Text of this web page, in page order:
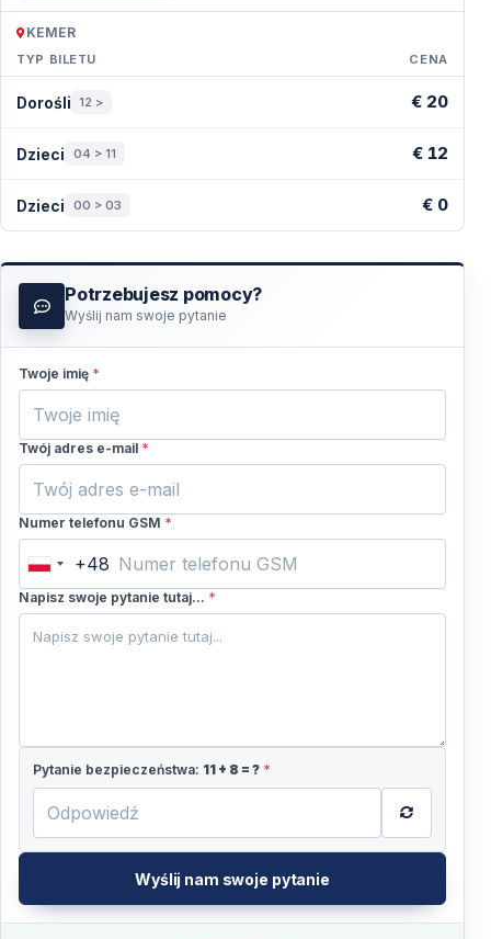
KEMER
TYP BILETU CENA
Dorośli 12 > € 20
Dzieci 04 > 11 € 12
Dzieci 00 > 03 € 0
Potrzebujesz pomocy?
Wyślij nam swoje pytanie
Twoje imię *
Twój adres e-mail *
Numer telefonu GSM *
Poland
+48
+48
Napisz swoje pytanie tutaj... *
Pytanie bezpieczeństwa: 11 + 8 = ? *
Wyślij nam swoje pytanie